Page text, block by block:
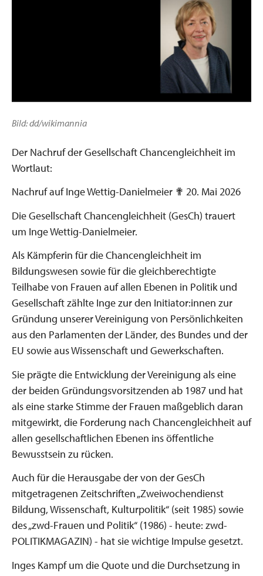
Bild: dd/wikimannia
Der Nachruf der Gesellschaft Chancengleichheit im
Wortlaut:
Nachruf auf Inge Wettig-Danielmeier ✟ 20. Mai 2026
Die Gesellschaft Chancengleichheit (GesCh) trauert
um Inge Wettig-Danielmeier.
Als Kämpferin für die Chancengleichheit im
Bildungswesen sowie für die gleichberechtigte
Teilhabe von Frauen auf allen Ebenen in Politik und
Gesellschaft zählte Inge zur den Initiator:innen zur
Gründung unserer Vereinigung von Persönlichkeiten
aus den Parlamenten der Länder, des Bundes und der
EU sowie aus Wissenschaft und Gewerkschaften.
Sie prägte die Entwicklung der Vereinigung als eine
der beiden Gründungsvorsitzenden ab 1987 und hat
als eine starke Stimme der Frauen maßgeblich daran
mitgewirkt, die Forderung nach Chancengleichheit auf
allen gesellschaftlichen Ebenen ins öffentliche
Bewusstsein zu rücken.
Auch für die Herausgabe der von der GesCh
mitgetragenen Zeitschriften „Zweiwochendienst
Bildung, Wissenschaft, Kulturpolitik“ (seit 1985) sowie
des „zwd-Frauen und Politik“ (1986) - heute: zwd-
POLITIKMAGAZIN) - hat sie wichtige Impulse gesetzt.
Inges Kampf um die Quote und die Durchsetzung in